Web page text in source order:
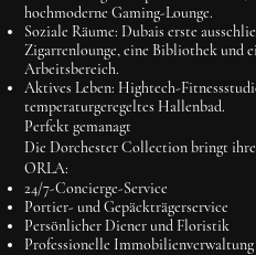
hochmoderne Gaming-Lounge.
Soziale Räume: Dubais erste
Zigarrenlounge, eine Bibliothek und
Arbeitsbereich.
Aktives Leben: Hightech-
temperaturgeregeltes Hallenbad.
Perfekt gemanagt
Die Dorchester Collection bringt
ORLA:
24/7-Concierge-Service
Portier- und Gepäckträgerservice
Persönlicher Diener und Floristik
Professionelle Immobilienverwaltung